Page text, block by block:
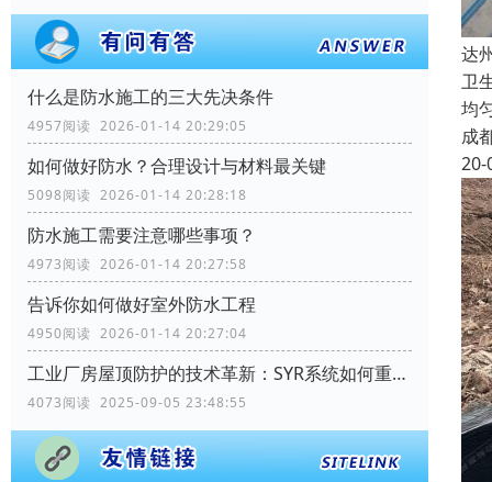
什么是防水施工的三大先决条件
4957阅读 2026-01-14 20:29:05
如何做好防水？合理设计与材料最关键
5098阅读 2026-01-14 20:28:18
防水施工需要注意哪些事项？
4973阅读 2026-01-14 20:27:58
告诉你如何做好室外防水工程
4950阅读 2026-01-14 20:27:04
工业厂房屋顶防护的技术革新：SYR系统如何重塑行业标准
4073阅读 2025-09-05 23:48:55
达
卫
均
成
20-